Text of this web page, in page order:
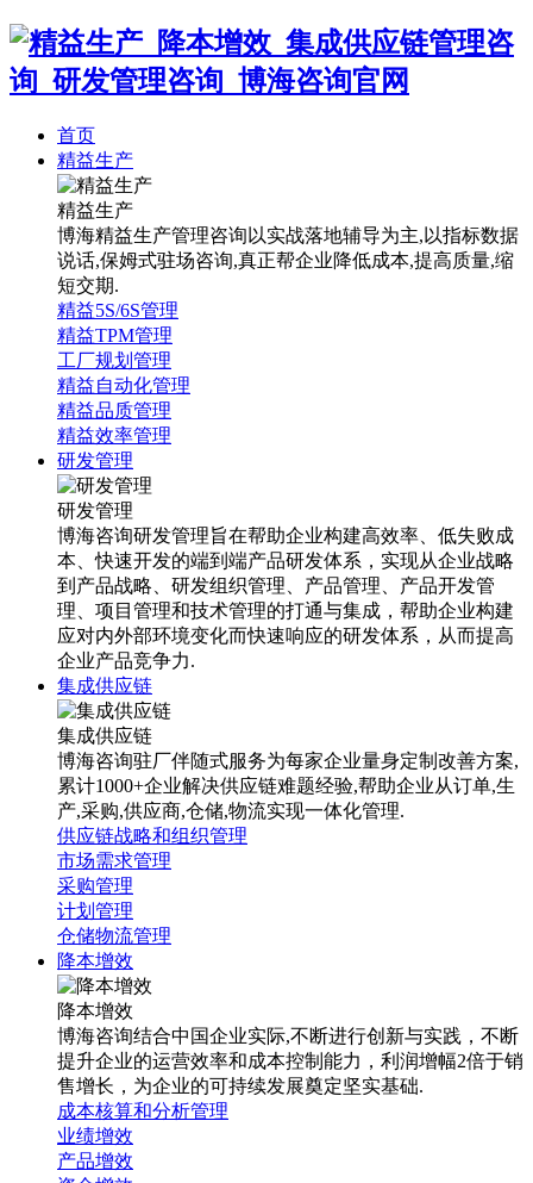
首页
精益生产
精益生产
博海精益生产管理咨询以实战落地辅导为主,以指标数据
说话,保姆式驻场咨询,真正帮企业降低成本,提高质量,缩
短交期.
精益5S/6S管理
精益TPM管理
工厂规划管理
精益自动化管理
精益品质管理
精益效率管理
研发管理
研发管理
博海咨询研发管理旨在帮助企业构建高效率、低失败成
本、快速开发的端到端产品研发体系，实现从企业战略
到产品战略、研发组织管理、产品管理、产品开发管
理、项目管理和技术管理的打通与集成，帮助企业构建
应对内外部环境变化而快速响应的研发体系，从而提高
企业产品竞争力.
集成供应链
集成供应链
博海咨询驻厂伴随式服务为每家企业量身定制改善方案,
累计1000+企业解决供应链难题经验,帮助企业从订单,生
产,采购,供应商,仓储,物流实现一体化管理.
供应链战略和组织管理
市场需求管理
采购管理
计划管理
仓储物流管理
降本增效
降本增效
博海咨询结合中国企业实际,不断进行创新与实践，不断
提升企业的运营效率和成本控制能力，利润增幅2倍于销
售增长，为企业的可持续发展奠定坚实基础.
成本核算和分析管理
业绩增效
产品增效